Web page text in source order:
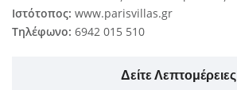
Ιστότοπος: www.parisvillas.gr
Τηλέφωνο: 6942 015 510
Δείτε Λεπτομέρειες